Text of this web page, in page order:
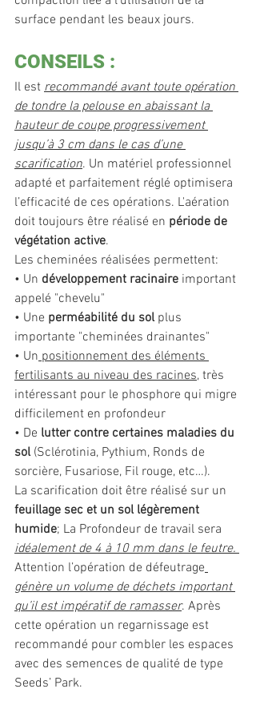
surface pendant les beaux jours.
CONSEILS :
Il est recommandé avant toute opération
de tondre la pelouse en abaissant la
hauteur de coupe progressivement
jusqu’à 3 cm dans le cas d’une
scarification. Un matériel professionnel
adapté et parfaitement réglé optimisera
l’efficacité de ces opérations. L'aération
doit toujours être réalisé en période de
végétation active.
Les cheminées réalisées permettent:
• Un développement racinaire important
appelé "chevelu"
• Une perméabilité du sol plus
importante "cheminées drainantes"
• Un positionnement des éléments
fertilisants au niveau des racines, très
intéressant pour le phosphore qui migre
difficilement en profondeur
• De lutter contre certaines maladies du
sol (Sclérotinia, Pythium, Ronds de
sorcière, Fusariose, Fil rouge, etc…).
La scarification doit être réalisé sur un
feuillage sec et un sol légèrement
humide; La Profondeur de travail sera
idéalement de 4 à 10 mm dans le feutre.
Attention l’opération de défeutrage
génère un volume de déchets important
qu’il est impératif de ramasser. Après
cette opération un regarnissage est
recommandé pour combler les espaces
avec des semences de qualité de type
Seeds’ Park.